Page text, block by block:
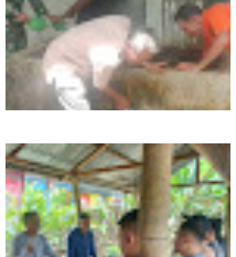
Semangat Gotong Royong,
Babinsa dan Warga Bersihkan
Penampungan Air Masjid